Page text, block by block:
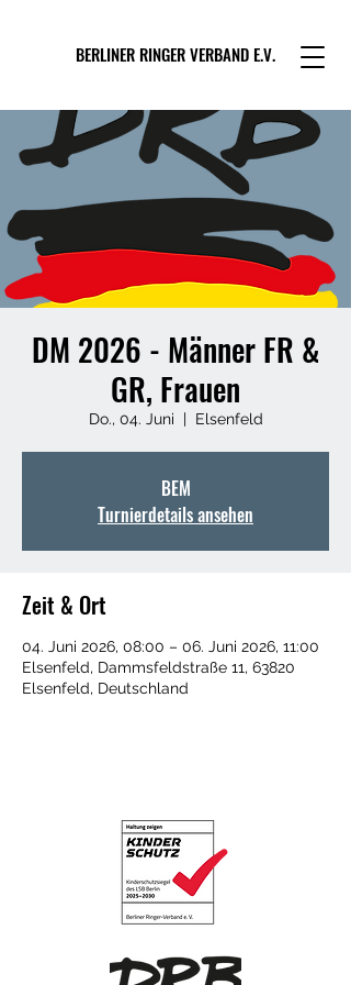
BERLINER RINGER VERBAND E.V.
DM 2026 - Männer FR &
GR, Frauen
Do., 04. Juni
  |
Elsenfeld
BEM
Turnierdetails ansehen
Zeit & Ort
04. Juni 2026, 08:00 – 06. Juni 2026, 11:00
Elsenfeld, Dammsfeldstraße 11, 63820
Elsenfeld, Deutschland